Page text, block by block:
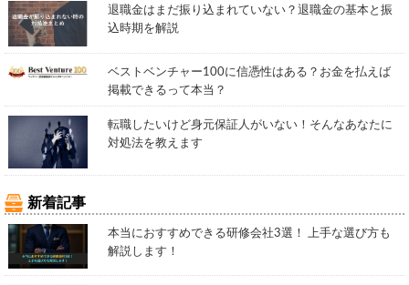
退職金はまだ振り込まれていない？退職金の基本と振
込時期を解説
ベストベンチャー100に信憑性はある？お金を払えば
掲載できるって本当？
転職したいけど身元保証人がいない！そんなあなたに
対処法を教えます
新着記事
本当におすすめできる研修会社3選！ 上手な選び方も
解説します！